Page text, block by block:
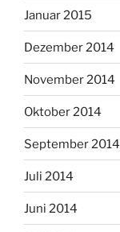
Januar 2015
Dezember 2014
November 2014
Oktober 2014
September 2014
Juli 2014
Juni 2014